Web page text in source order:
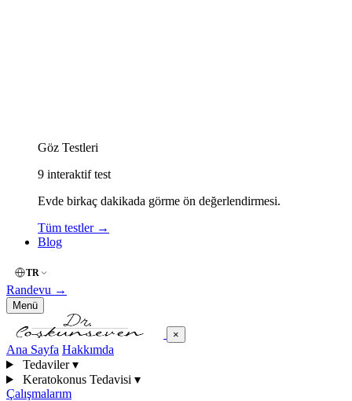
Göz Testleri
9 interaktif test
Evde birkaç dakikada görme ön değerlendirmesi.
Tüm testler →
Blog
TR
Randevu →
Menü
×
Ana Sayfa Hakkımda
Tedaviler ▾
Keratokonus Tedavisi ▾
Çalışmalarım